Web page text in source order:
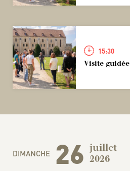
15:30
Visite guidée
DIMANCHE 26 juillet
2026